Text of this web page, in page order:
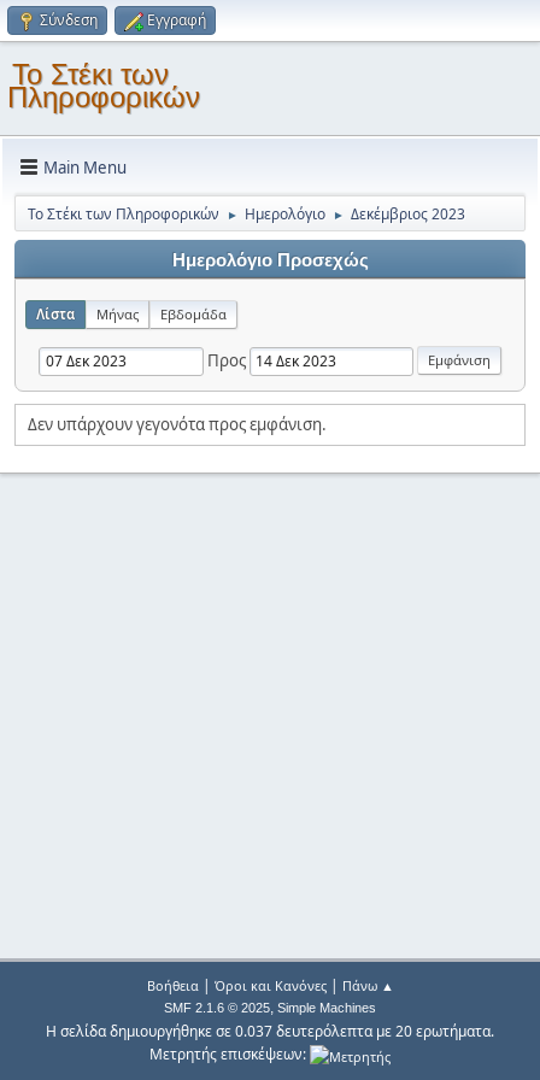
Σύνδεση Εγγραφή
Το Στέκι των
Πληροφορικών
Main Menu
Το Στέκι των Πληροφορικών ► Ημερολόγιο ► Δεκέμβριος 2023
Ημερολόγιο Προσεχώς
Λίστα Μήνας Εβδομάδα
Προς
Δεν υπάρχουν γεγονότα προς εμφάνιση.
Βοήθεια| Όροι και Κανόνες| Πάνω ▲
SMF 2.1.6 © 2025, Simple Machines
Η σελίδα δημιουργήθηκε σε 0.037 δευτερόλεπτα με 20 ερωτήματα.
Μετρητής επισκέψεων: